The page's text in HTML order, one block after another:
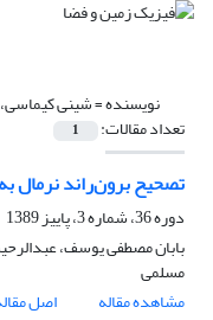
نویسنده =شینی
تعداد مقالات: 1
تصحیح برون‌راند نرمال
دوره 36، شماره 3، پاییز 1389
بابان مصطفی یوسف،
مسلمی
مشاهده مقاله
اصل